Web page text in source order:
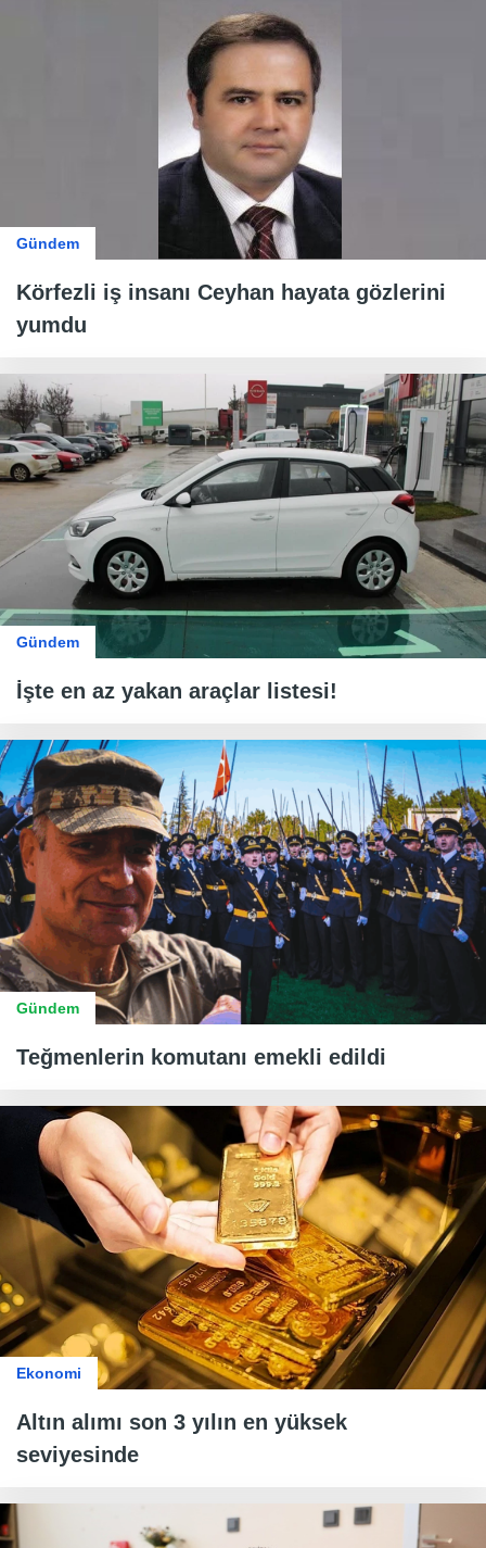
Gündem
Körfezli iş insanı Ceyhan hayata gözlerini
yumdu
Gündem
İşte en az yakan araçlar listesi!
Gündem
Teğmenlerin komutanı emekli edildi
Ekonomi
Altın alımı son 3 yılın en yüksek
seviyesinde